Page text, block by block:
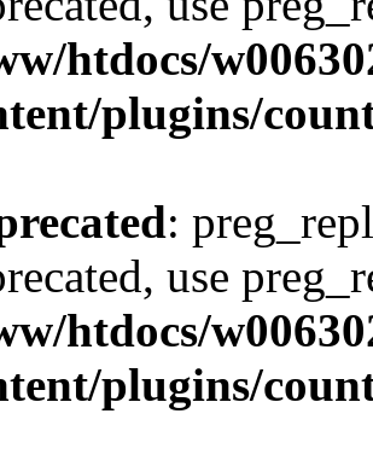
htdocs/
plugins/
:
use
htdocs/
plugins/